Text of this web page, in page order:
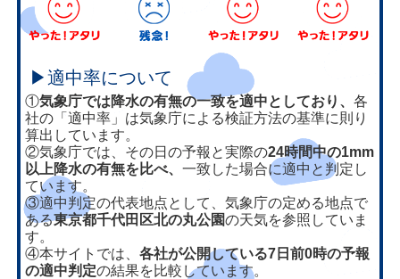
▶適中率について
①気象庁では降水の有無の一致を適中としており、各
社の「適中率」は気象庁による検証方法の基準に則り
算出しています。
②気象庁では、その日の予報と実際の24時間中の1mm
以上降水の有無を比べ、一致した場合に適中と判定し
ています。
③適中判定の代表地点として、気象庁の定める地点で
ある東京都千代田区北の丸公園の天気を参照していま
す。
④本サイトでは、各社が公開している7日前0時の予報
の適中判定の結果を比較しています。